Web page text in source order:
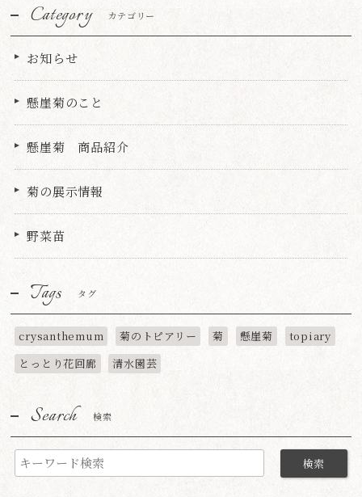
Category カテゴリー
お知らせ
懸崖菊のこと
懸崖菊 商品紹介
菊の展示情報
野菜苗
Tags タグ
crysanthemum 菊のトピアリー 菊 懸崖菊
topiary
とっとり花回廊
清水園芸
Search 検索